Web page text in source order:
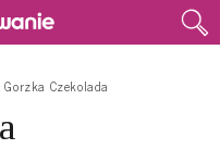
Gorzka Czekolada